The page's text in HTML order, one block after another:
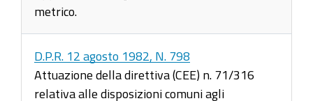
metrico.
D.P.R. 12 agosto 1982, N. 798
Attuazione della direttiva (CEE) n. 71/316
relativa alle disposizioni comuni agli